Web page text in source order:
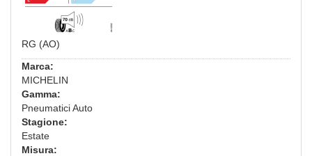
RG (AO)
Marca:
MICHELIN
Gamma:
Pneumatici Auto
Stagione:
Estate
Misura: